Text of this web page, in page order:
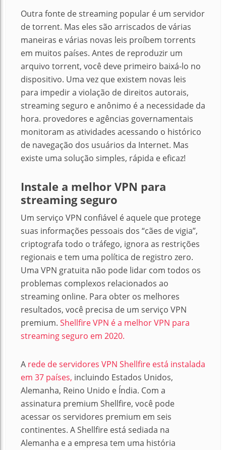
Outra fonte de streaming popular é um servidor
de torrent. Mas eles são arriscados de várias
maneiras e várias novas leis proíbem torrents
em muitos países. Antes de reproduzir um
arquivo torrent, você deve primeiro baixá-lo no
dispositivo. Uma vez que existem novas leis
para impedir a violação de direitos autorais,
streaming seguro e anônimo é a necessidade da
hora. provedores e agências governamentais
monitoram as atividades acessando o histórico
de navegação dos usuários da Internet. Mas
existe uma solução simples, rápida e eficaz!
Instale a melhor VPN para
streaming seguro
Um serviço VPN confiável é aquele que protege
suas informações pessoais dos “cães de vigia”,
criptografa todo o tráfego, ignora as restrições
regionais e tem uma política de registro zero.
Uma VPN gratuita não pode lidar com todos os
problemas complexos relacionados ao
streaming online. Para obter os melhores
resultados, você precisa de um serviço VPN
premium. Shellfire VPN é a melhor VPN para
streaming seguro em 2020.
A rede de servidores VPN Shellfire está instalada
em 37 países, incluindo Estados Unidos,
Alemanha, Reino Unido e Índia. Com a
assinatura premium Shellfire, você pode
acessar os servidores premium em seis
continentes. A Shellfire está sediada na
Alemanha e a empresa tem uma história